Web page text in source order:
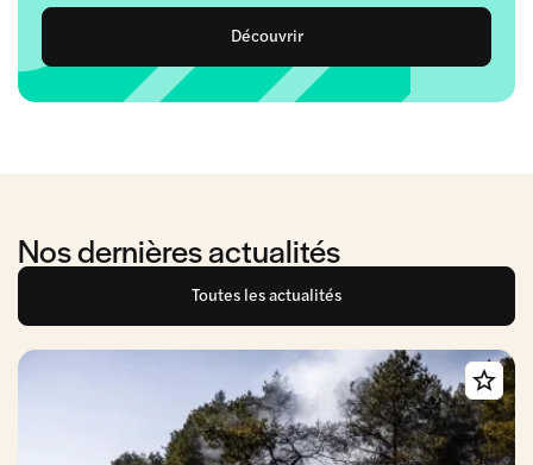
Découvrir
Nos dernières actualités
Toutes les actualités